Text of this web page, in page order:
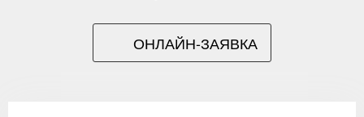
ОНЛАЙН-ЗАЯВКА